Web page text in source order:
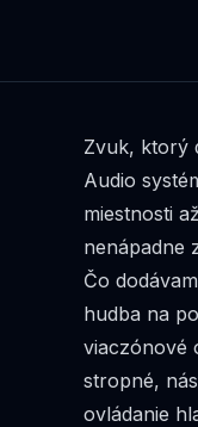
Zvuk, ktorý
Audio
miestnosti
nenápadne
Čo
hudba na
viaczónové
stropné,
ovládanie